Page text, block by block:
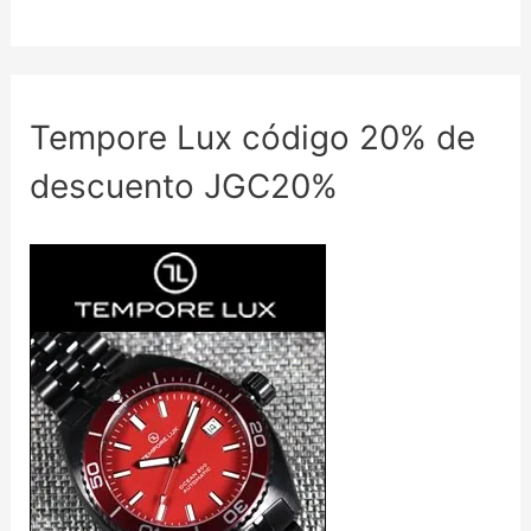
Tempore Lux código 20% de
descuento JGC20%